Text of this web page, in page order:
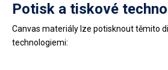
Potisk a tiskové
Canvas materiály lze potisknout těmito
technologiemi: